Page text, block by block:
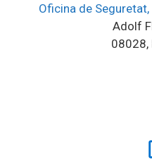
Oficina de
Adolf
08028,